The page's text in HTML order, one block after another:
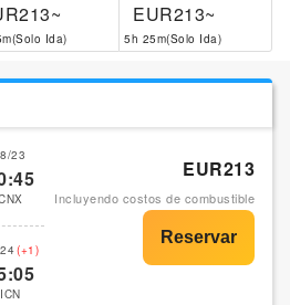
Ida)
EUR213~
5h 25m(Solo Ida)
23
(+1)
ICN
EUR213
Incluyendo costos de combustible